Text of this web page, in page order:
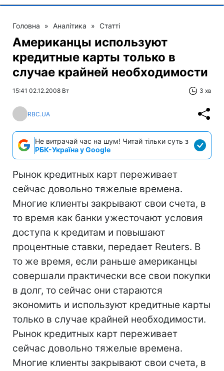
Головна » Аналітика » Статті
Американцы используют
кредитные карты только в
случае крайней необходимости
15:41 02.12.2008 Вт 3 хв
RBC.UA
Не витрачай час на шум! Читай тільки суть з
РБК-Україна у Google
Рынок кредитных карт переживает
сейчас довольно тяжелые времена.
Многие клиенты закрывают свои счета, в
то время как банки ужесточают условия
доступа к кредитам и повышают
процентные ставки, передает Reuters. В
то же время, если раньше американцы
совершали практически все свои покупки
в долг, то сейчас они стараются
экономить и используют кредитные карты
только в случае крайней необходимости.
Рынок кредитных карт переживает
сейчас довольно тяжелые времена.
Многие клиенты закрывают свои счета, в